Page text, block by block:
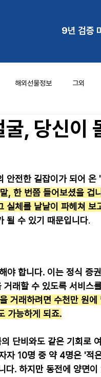
9년 검증
해외선물정보 그외
, 당신이
안전한 길잡이가 되어 온
, 한 번쯤 들어보셨을 겁
실체를 낱낱이 파헤쳐 보
될 수 있기 때문입니다.
야 합니다. 이는 정식 증
래할 수 있도록 서비스
거래하려면 수천만 원에
가능하게 되죠.
단비와도 같은 기회로
자 10명 중 약 4명은 '적
다. 하지만 동전에 양면